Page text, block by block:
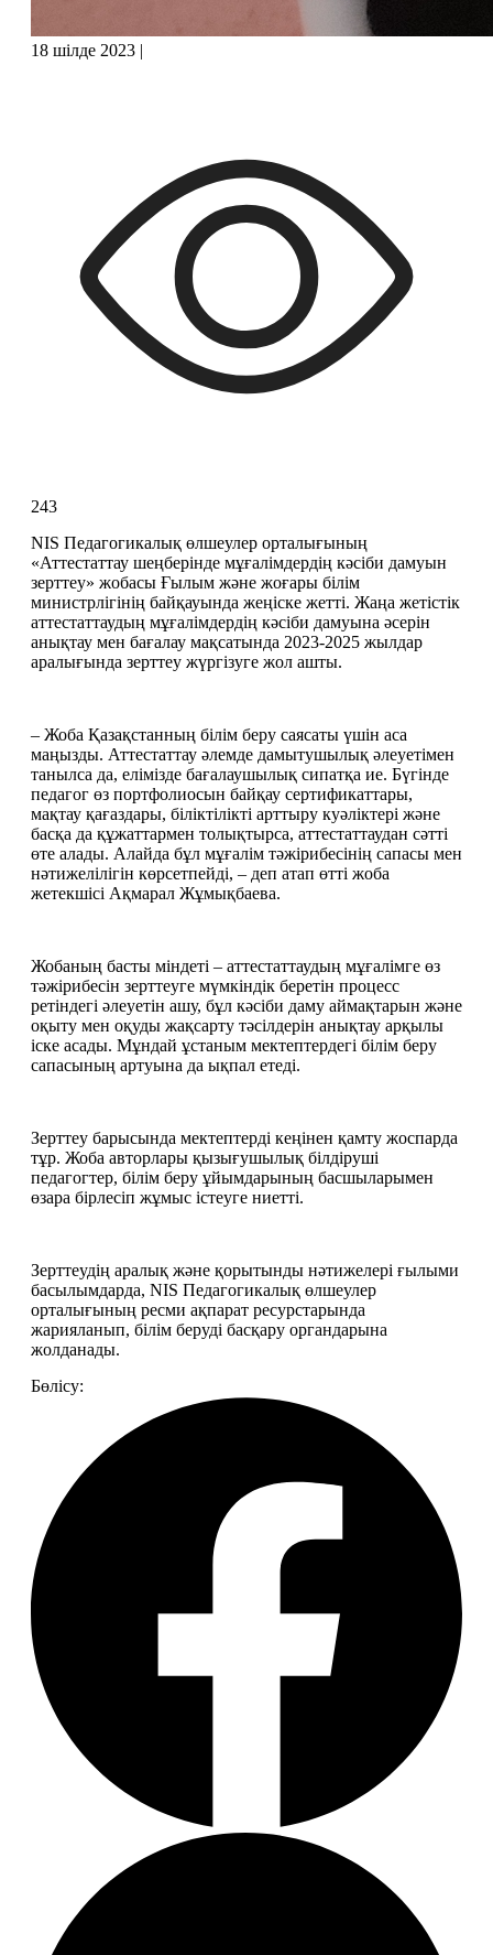
18 шілде 2023 |
243
NIS Педагогикалық өлшеулер орталығының
«Аттестаттау шеңберінде мұғалімдердің кәсіби дамуын
зерттеу» жобасы Ғылым және жоғары білім
министрлігінің байқауында жеңіске жетті. Жаңа жетістік
аттестаттаудың мұғалімдердің кәсіби дамуына әсерін
анықтау мен бағалау мақсатында 2023-2025 жылдар
аралығында зерттеу жүргізуге жол ашты.
– Жоба Қазақстанның білім беру саясаты үшін аса
маңызды. Аттестаттау әлемде дамытушылық әлеуетімен
танылса да, елімізде бағалаушылық сипатқа ие. Бүгінде
педагог өз портфолиосын байқау сертификаттары,
мақтау қағаздары, біліктілікті арттыру куәліктері және
басқа да құжаттармен толықтырса, аттестаттаудан сәтті
өте алады. Алайда бұл мұғалім тәжірибесінің сапасы мен
нәтижелілігін көрсетпейді, – деп атап өтті жоба
жетекшісі Ақмарал Жұмықбаева.
Жобаның басты міндеті – аттестаттаудың мұғалімге өз
тәжірибесін зерттеуге мүмкіндік беретін процесс
ретіндегі әлеуетін ашу, бұл кәсіби даму аймақтарын және
оқыту мен оқуды жақсарту тәсілдерін анықтау арқылы
іске асады. Мұндай ұстаным мектептердегі білім беру
сапасының артуына да ықпал етеді.
Зерттеу барысында мектептерді кеңінен қамту жоспарда
тұр. Жоба авторлары қызығушылық білдіруші
педагогтер, білім беру ұйымдарының басшыларымен
өзара бірлесіп жұмыс істеуге ниетті.
Зерттеудің аралық және қорытынды нәтижелері ғылыми
басылымдарда, NIS Педагогикалық өлшеулер
орталығының ресми ақпарат ресурстарында
жарияланып, білім беруді басқару органдарына
жолданады.
Бөлісу: